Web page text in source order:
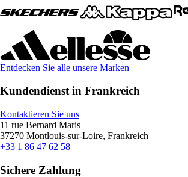
Entdecken Sie alle unsere Marken
Kundendienst in Frankreich
Kontaktieren Sie uns
11 rue Bernard Maris
37270 Montlouis-sur-Loire, Frankreich
+33 1 86 47 62 58
Sichere Zahlung